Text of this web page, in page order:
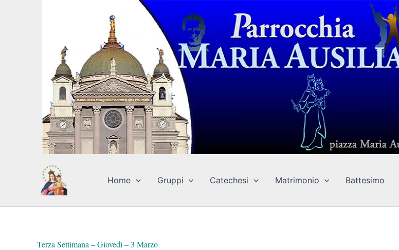
Home Gruppi Catechesi Matrimonio Battesimo
Terza Settimana – Giovedì – 3 Marzo